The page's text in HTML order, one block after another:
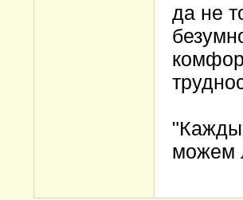
да не
можем